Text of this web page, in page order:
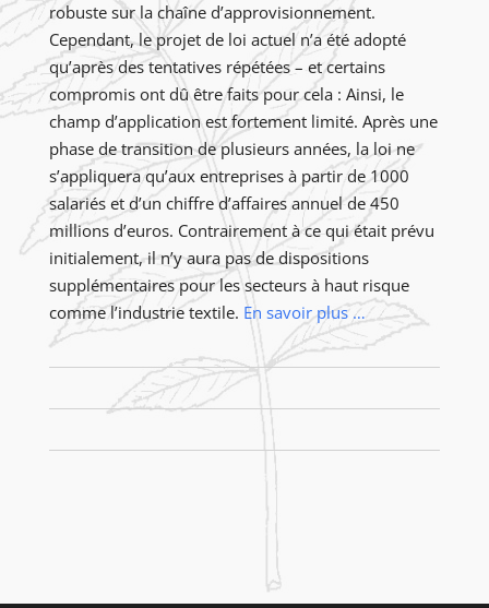
robuste sur la chaîne d’approvisionnement.
Cependant, le projet de loi actuel n’a été adopté
qu’après des tentatives répétées – et certains
compromis ont dû être faits pour cela : Ainsi, le
champ d’application est fortement limité. Après une
phase de transition de plusieurs années, la loi ne
s’appliquera qu’aux entreprises à partir de 1000
salariés et d’un chiffre d’affaires annuel de 450
millions d’euros. Contrairement à ce qui était prévu
initialement, il n’y aura pas de dispositions
supplémentaires pour les secteurs à haut risque
comme l’industrie textile. En savoir plus …